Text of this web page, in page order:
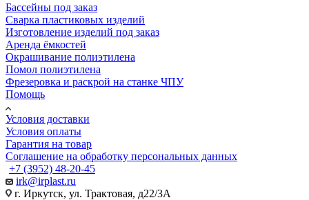
Бассейны под заказ
Сварка пластиковых изделий
Изготовление изделий под заказ
Аренда ёмкостей
Окрашивание полиэтилена
Помол полиэтилена
Фрезеровка и раскрой на станке ЧПУ
Помощь
Условия доставки
Условия оплаты
Гарантия на товар
Соглашение на обработку персональных данных
+7 (3952) 48-20-45
irk@irplast.ru
г. Иркутск, ул. Трактовая, д22/3А